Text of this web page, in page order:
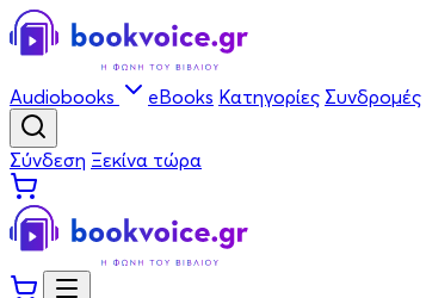
Audiobooks eBooks Κατηγορίες Συνδρομές
Σύνδεση Ξεκίνα τώρα